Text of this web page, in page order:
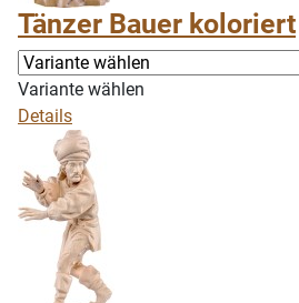
Tänzer Bauer koloriert
Variante wählen
Details